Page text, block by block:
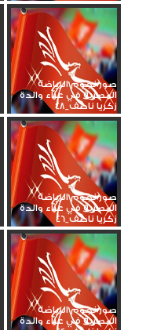
صور نجوم الرياضة
المصرية في عزاء والدة
زكريا ناصف_48
صور نجوم الرياضة
المصرية في عزاء والدة
زكريا ناصف_46
صور نجوم الرياضة
المصرية في عزاء والدة